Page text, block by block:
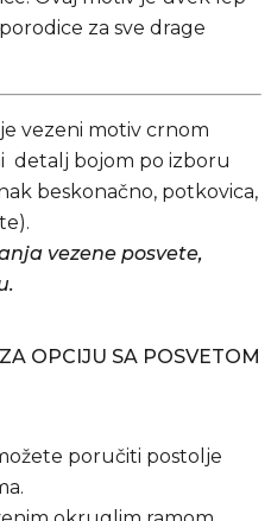
za sve drage
vezeni motiv crnom
detalj bojom po izboru
beskonačno, potkovica,
vezene posvete,
OPCIJU SA POSVETOM
poručiti postolje